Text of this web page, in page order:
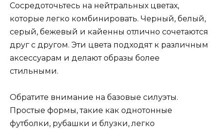
Сосредоточьтесь на нейтральных цветах,
которые легко комбинировать. Черный, белый,
серый, бежевый и кайенны отлично сочетаются
друг с другом. Эти цвета подходят к различным
аксессуарам и делают образы более
стильными.
Обратите внимание на базовые силуэты.
Простые формы, такие как однотонные
футболки, рубашки и блузки, легко